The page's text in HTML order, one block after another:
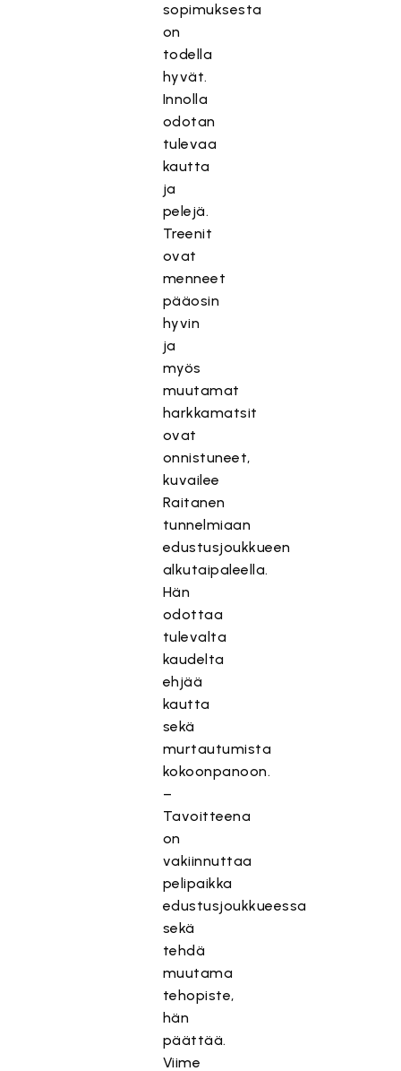
sopimuksesta
on
todella
hyvät.
Innolla
odotan
tulevaa
kautta
ja
pelejä.
Treenit
ovat
menneet
pääosin
hyvin
ja
myös
muutamat
harkkamatsit
ovat
onnistuneet,
kuvailee
Raitanen
tunnelmiaan
edustusjoukkueen
alkutaipaleella.
Hän
odottaa
tulevalta
kaudelta
ehjää
kautta
sekä
murtautumista
kokoonpanoon.
–
Tavoitteena
on
vakiinnuttaa
pelipaikka
edustusjoukkueessa
sekä
tehdä
muutama
tehopiste,
hän
päättää.
Viime